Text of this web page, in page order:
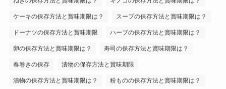
ケーキの保存方法と賞味期限は？ スープの保存方法と賞味期限は？
ドーナツの保存方法と賞味期限 ハーブの保存方法と賞味期限は？
卵の保存方法と賞味期限は？ 寿司の保存方法と賞味期限は？
春巻きの保存 漬物の保存方法と賞味期限
漬物の保存方法と賞味期限は？ 粉ものの保存方法と賞味期限は？